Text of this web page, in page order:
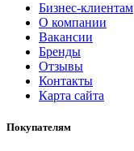
Бизнес-клиентам
О компании
Вакансии
Бренды
Отзывы
Контакты
Карта сайта
Покупателям